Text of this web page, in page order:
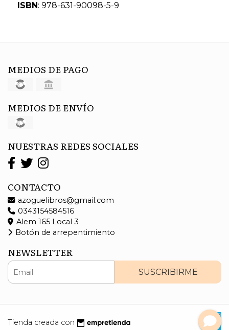
ISBN : 978-631-90098-5-9
MEDIOS DE PAGO
MEDIOS DE ENVÍO
NUESTRAS REDES SOCIALES
CONTACTO
azoguelibros@gmail.com
0343154584516
Alem 165 Local 3
Botón de arrepentimiento
NEWSLETTER
SUSCRIBIRME
Tienda creada con